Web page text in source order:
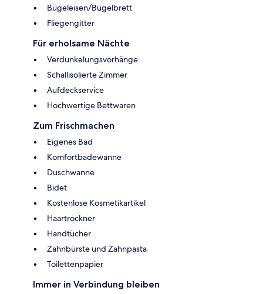
Bügeleisen/Bügelbrett
Fliegengitter
Für erholsame Nächte
Verdunkelungsvorhänge
Schallisolierte Zimmer
Aufdeckservice
Hochwertige Bettwaren
Zum Frischmachen
Eigenes Bad
Komfortbadewanne
Duschwanne
Bidet
Kostenlose Kosmetikartikel
Haartrockner
Handtücher
Zahnbürste und Zahnpasta
Toilettenpapier
Immer in Verbindung bleiben